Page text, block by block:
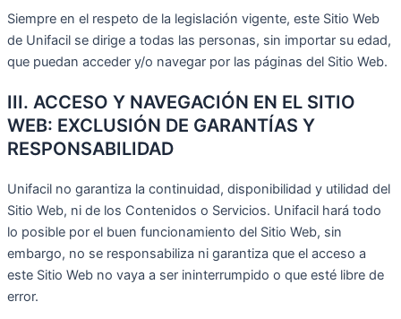
Siempre en el respeto de la legislación vigente, este Sitio Web
de Unifacil se dirige a todas las personas, sin importar su edad,
que puedan acceder y/o navegar por las páginas del Sitio Web.
III. ACCESO Y NAVEGACIÓN EN EL SITIO
WEB: EXCLUSIÓN DE GARANTÍAS Y
RESPONSABILIDAD
Unifacil no garantiza la continuidad, disponibilidad y utilidad del
Sitio Web, ni de los Contenidos o Servicios. Unifacil hará todo
lo posible por el buen funcionamiento del Sitio Web, sin
embargo, no se responsabiliza ni garantiza que el acceso a
este Sitio Web no vaya a ser ininterrumpido o que esté libre de
error.